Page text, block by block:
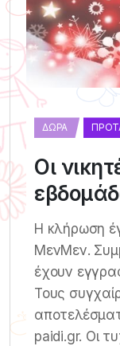
ΔΏΡΑ
Οι
Η κλήρωση
ΜενΜεν.
έχουν
Τους
paidi.gr. Οι